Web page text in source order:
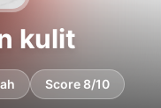
kulit
Score 8/10